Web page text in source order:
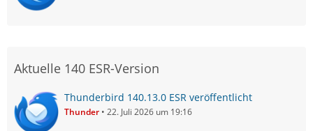
Aktuelle 140 ESR-Version
Thunderbird 140.13.0 ESR veröffentlicht
Thunder 22. Juli 2026 um 19:16